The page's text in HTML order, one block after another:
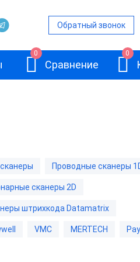
Обратный звонок
0
Сравнение
0
Проводные сканеры
сканеры 2D
штрихкода Datamatrix
VMC MERTECH